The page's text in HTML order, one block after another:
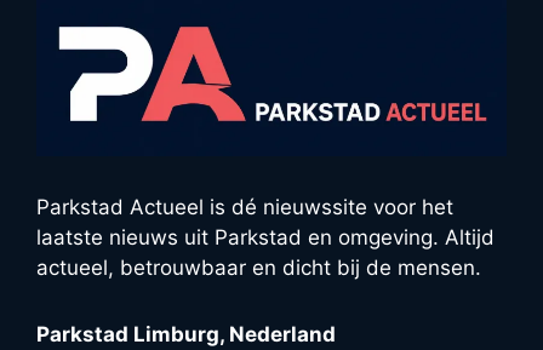
Parkstad Actueel is dé nieuwssite voor het
laatste nieuws uit Parkstad en omgeving. Altijd
actueel, betrouwbaar en dicht bij de mensen.
Parkstad Limburg, Nederland